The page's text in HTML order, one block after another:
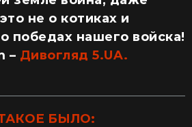
не о котиках и
победах нашего войска!
– Дивогляд 5.UA.
БЫЛО: